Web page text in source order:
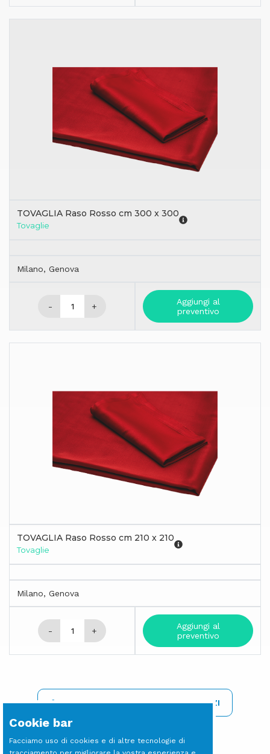
TOVAGLIA Raso Rosso cm 300 x 300
Tovaglie
Milano, Genova
- +
Aggiungi al
preventivo
TOVAGLIA Raso Rosso cm 210 x 210
Tovaglie
Milano, Genova
- +
Aggiungi al
preventivo
REGISTRATI PER VISIONARE I PREZZI
Cookie bar
Facciamo uso di cookies e di altre tecnologie di